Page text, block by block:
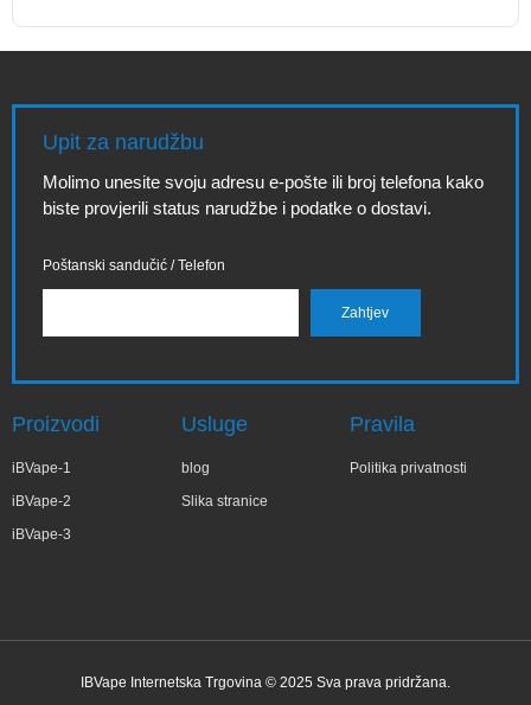
Upit za narudžbu
Molimo unesite svoju adresu e-pošte ili broj telefona kako
biste provjerili status narudžbe i podatke o dostavi.
Poštanski sandučić / Telefon
Proizvodi
iBVape-1
iBVape-2
iBVape-3
Usluge
blog
Slika stranice
Pravila
Politika privatnosti
IBVape Internetska Trgovina © 2025 Sva prava pridržana.
✕
Wa***a